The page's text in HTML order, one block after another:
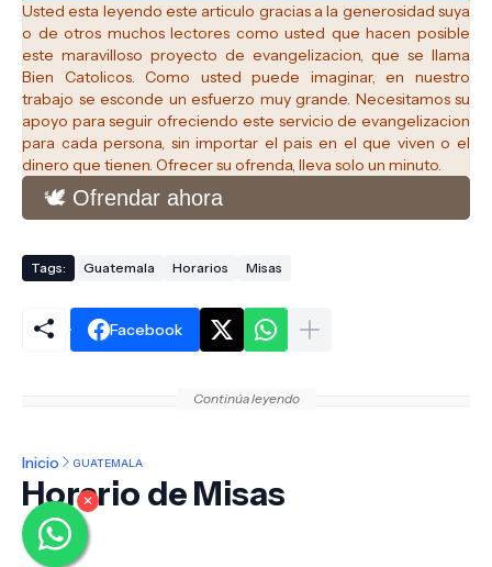
✕
Usted esta leyendo este articulo gracias a la generosidad suya
o de otros muchos lectores como usted que hacen posible
este maravilloso proyecto de evangelizacion, que se llama
Bien Catolicos.Como usted puede imaginar, en nuestro
trabajo se esconde un esfuerzo muy grande. Necesitamos su
apoyo para seguir ofreciendo este servicio de evangelizacion
para cada persona, sin importar el pais en el que viven o el
dinero que tienen. Ofrecer su ofrenda, lleva solo un minuto.
🕊️ Ofrendar ahora
Tags: Guatemala Horarios Misas
Facebook
Continúa leyendo
Inicio GUATEMALA
Horario de Misas